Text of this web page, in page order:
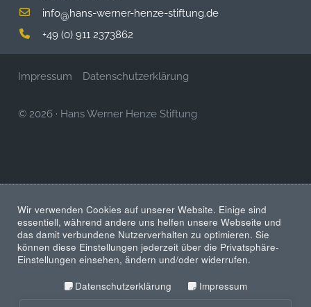
info@hans-werner-henze-stiftung.de
+49 (0) 911 2373862
Impressum Datenschutzerklärung
© 2026 · Hans Werner Henze Stiftung
Wir verwenden Cookies auf unserer Website. Einige sind
essentiell, während andere uns helfen unsere Webseite und
das damit verbundene Nutzerverhalten zu optimieren. Sie
können diese Einstellungen jederzeit über die Privatsphäre-
Einstellungen einsehen, ändern und/oder widerrufen.
Datenschutzerklärung
Impressum